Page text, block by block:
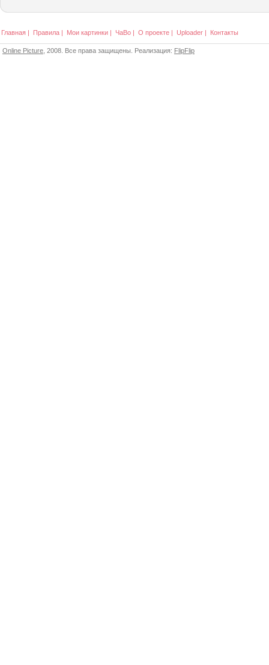
Главная | Правила | Мои картинки | ЧаВо | О проекте | Uploader | Контакты
Online Picture , 2008. Все права защищены. Реализация: FlipFlip